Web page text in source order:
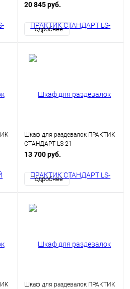
20 845 руб.
Подробнее
Шкаф для раздевалок ПРАКТИК
СТАНДАРТ LS-21
13 700 руб.
Подробнее
Шкаф для раздевалок ПРАКТИК